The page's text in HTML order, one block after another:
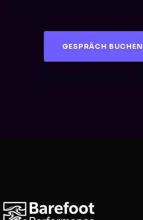
GESPRÄCH BUCHEN